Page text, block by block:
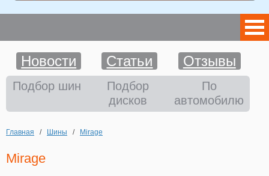
Шины
Диски
Аккумуляторы
Новости Статьи Отзывы
Подбор шин
Подбор
дисков
По
автомобилю
Главная / Шины / Mirage
Mirage